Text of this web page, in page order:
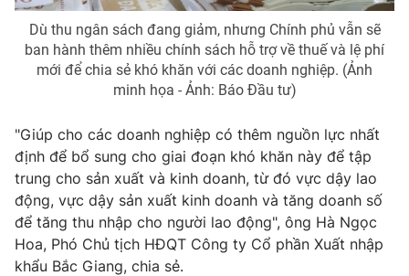
VTV Sức khoẻ Bất động sản
Thị trường 24h Tấm lòng Việt
VTV9 VTV8
Liên hệ tòa soạn English
Dù thu ngân sách đang giảm, nhưng Chính phủ vẫn sẽ
ban hành thêm nhiều chính sách hỗ trợ về thuế và lệ phí
mới để chia sẻ khó khăn với các doanh nghiệp. (Ảnh
minh họa - Ảnh: Báo Đầu tư)
"Giúp cho các doanh nghiệp có thêm nguồn lực nhất
định để bổ sung cho giai đoạn khó khăn này để tập
trung cho sản xuất và kinh doanh, từ đó vực dậy lao
động, vực dậy sản xuất kinh doanh và tăng doanh số
để tăng thu nhập cho người lao động", ông Hà Ngọc
Hoa, Phó Chủ tịch HĐQT Công ty Cổ phần Xuất nhập
khẩu Bắc Giang, chia sẻ.